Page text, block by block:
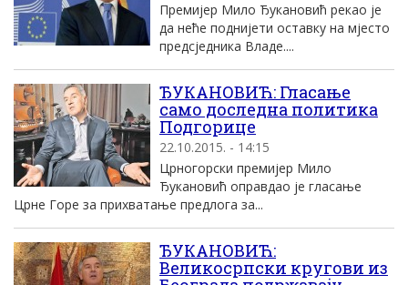
Премијер Мило Ђукановић рекао је
да неће поднијети оставку на мјесто
предсједника Владе....
ЂУКАНОВИЋ: Гласање
само доследна политика
Подгорице
22.10.2015. - 14:15
Црногорски премијер Мило
Ђукановић оправдао је гласање
Црне Горе за прихватање предлога за...
ЂУКАНОВИЋ:
Великосрпски кругови из